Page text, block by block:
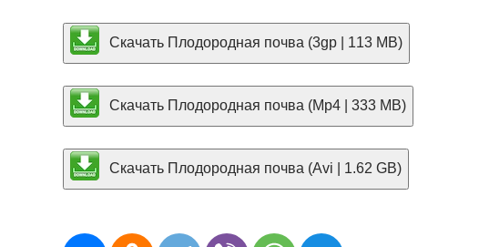
Скачать Плодородная почва (3gp | 113 MB)
Скачать Плодородная почва (Mp4 | 333 MB)
Скачать Плодородная почва (Avi | 1.62 GB)